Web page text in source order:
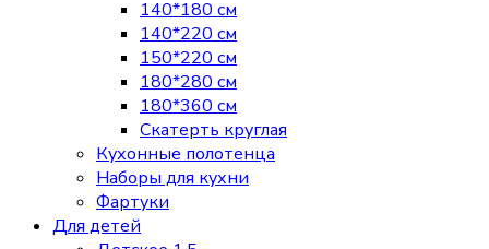
140*180 см
140*220 см
150*220 см
180*280 см
180*360 см
Скатерть круглая
Кухонные полотенца
Наборы для кухни
Фартуки
Для детей